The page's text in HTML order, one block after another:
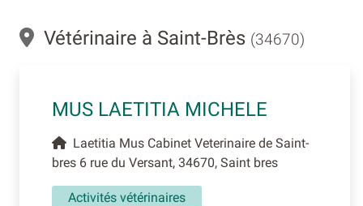
Vétérinaire à Saint-Brès (34670)
MUS LAETITIA MICHELE
Laetitia Mus Cabinet Veterinaire de Saint-
bres 6 rue du Versant, 34670, Saint bres
Activités vétérinaires